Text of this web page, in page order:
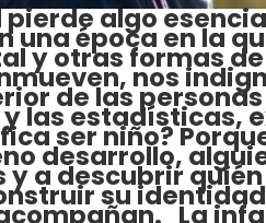
algo
época en la
y otras formas
nos
de las
las estadísticas,
ser niño?
desarrollo,
a descubrir quién
su
La